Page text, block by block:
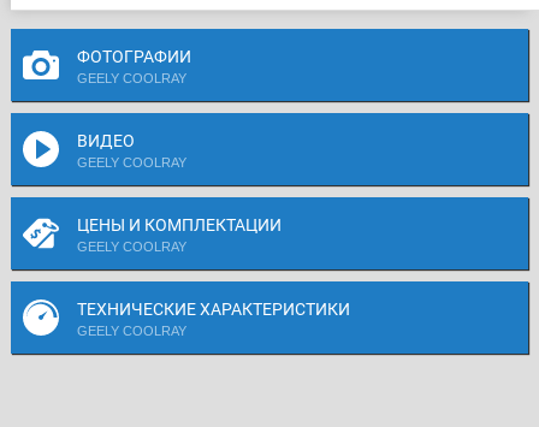
ФОТОГРАФИИ
GEELY COOLRAY
ВИДЕО
GEELY COOLRAY
ЦЕНЫ И КОМПЛЕКТАЦИИ
GEELY COOLRAY
ТЕХНИЧЕСКИЕ ХАРАКТЕРИСТИКИ
GEELY COOLRAY